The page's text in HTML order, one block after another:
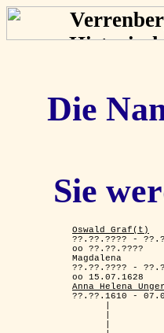
Die
Sie
Oswald Graf(t)
??.??.???? -
oo ??.??.????
Magdalena
??.??.???? -
oo 15.07.1628
Anna Helena Unger
??.??.1610 -
|
|
|